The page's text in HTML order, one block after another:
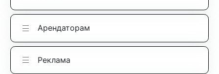
Арендаторам
Реклама